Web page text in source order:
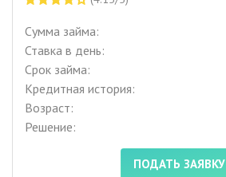
Сумма займа:
Ставка в день:
Срок займа:
Кредитная история:
Возраст:
Решение:
ПОДАТЬ ЗАЯВКУ